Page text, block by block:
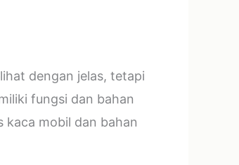
dengan jelas, tetapi
fungsi dan bahan
mobil dan bahan